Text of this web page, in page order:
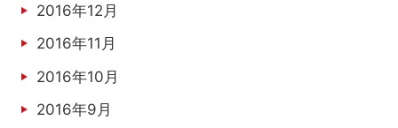
2016年12月
2016年11月
2016年10月
2016年9月